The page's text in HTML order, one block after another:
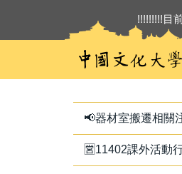
內
!!!!!!!!!目
📢器材室搬遷相關
🈺11402課外活動